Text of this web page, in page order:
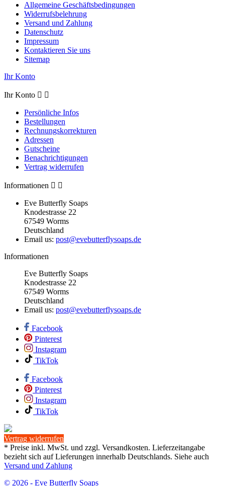
Allgemeine Geschäftsbedingungen
Widerrufsbelehrung
Versand und Zahlung
Datenschutz
Impressum
Kontaktieren Sie uns
Sitemap
Ihr Konto
Ihr Konto  
Persönliche Infos
Bestellungen
Rechnungskorrekturen
Adressen
Gutscheine
Benachrichtigungen
Vertrag widerrufen
Informationen  
Eve Butterfly Soaps
Knodestrasse 22
67549 Worms
Deutschland
Email us: post@evebutterflysoaps.de
Informationen
Eve Butterfly Soaps
Knodestrasse 22
67549 Worms
Deutschland
Email us: post@evebutterflysoaps.de
Facebook
Pinterest
Instagram
TikTok
Facebook
Pinterest
Instagram
TikTok
Vertrag widerrufen
* Preise inkl. MwSt. und zzgl. Versandkosten. Lieferzeitangabe
bezieht sich auf Lieferungen innerhalb Deutschlands. Siehe auch
Versand und Zahlung
© 2026 - Eve Butterfly Soaps